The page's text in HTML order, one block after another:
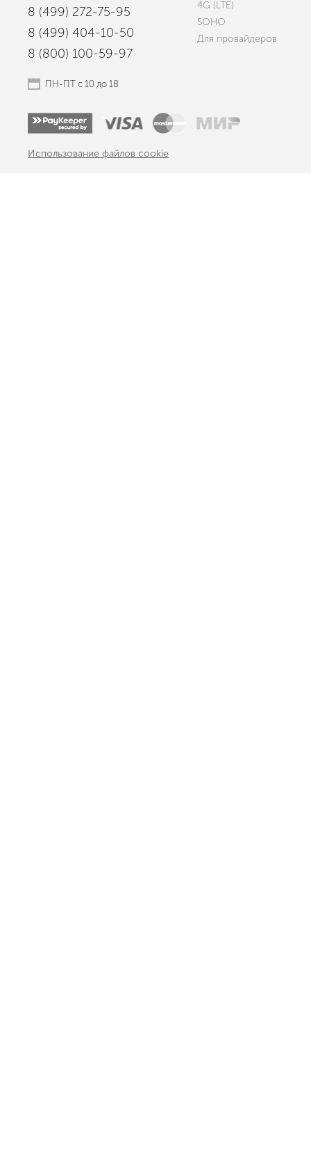
8 (499) 272-75-95
8 (499) 404-10-50
8 (800) 100-59-97
ПН-ПТ с 10 до 18
4G (LTE)
SOHO
Для провайдеров
Использование файлов cookie